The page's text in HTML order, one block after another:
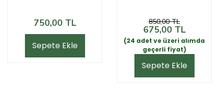
750,00 TL
Sepete Ekle
(Hediyelik Poşetli)
850,00 TL
675,00 TL
(24 adet ve üzeri alımda
geçerli fiyat)
Sepete Ekle